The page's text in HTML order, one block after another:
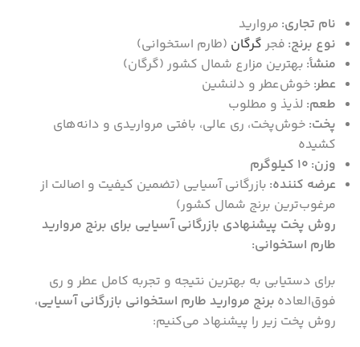
نام تجاری: مروارید
نوع برنج: فجر گرگان (طارم استخوانی)
منشأ: بهترین مزارع شمال کشور (گرگان)
عطر: خوش‌عطر و دلنشین
طعم: لذیذ و مطلوب
پخت: خوش‌پخت، ری عالی، بافتی مرواریدی و دانه‌های
کشیده
وزن: 10 کیلوگرم
عرضه کننده: بازرگانی آسیایی (تضمین کیفیت و اصالت از
مرغوب‌ترین برنج شمال کشور)
روش پخت پیشنهادی بازرگانی آسیایی برای برنج مروارید
طارم استخوانی:
برای دستیابی به بهترین نتیجه و تجربه کامل عطر و ری
فوق‌العاده برنج مروارید طارم استخوانی بازرگانی آسیایی،
روش پخت زیر را پیشنهاد می‌کنیم: